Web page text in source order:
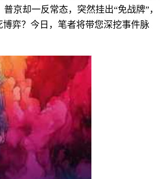
京却一反常态，突然挂出“免战牌”，
弈？今日，笔者将带您深挖事件脉